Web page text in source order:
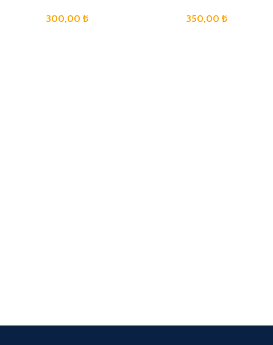
300,00 ₺ 350,00 ₺